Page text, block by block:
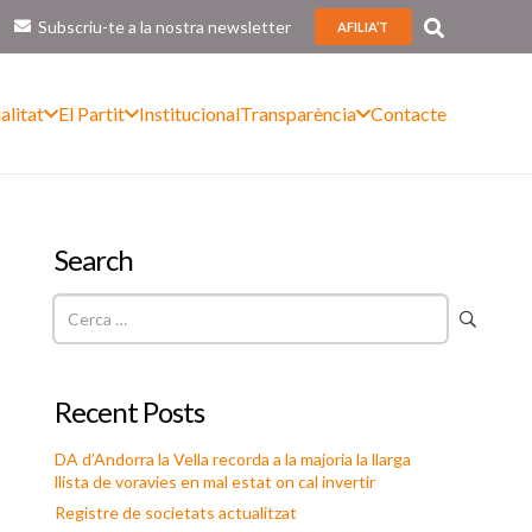
Subscriu-te a la nostra newsletter AFILIA’T
El Partit InstitucionalTransparència Contacte
Search
Recent Posts
DA d’Andorra la Vella recorda a la majoria la llarga
llista de voravies en mal estat on cal invertir
Registre de societats actualitzat